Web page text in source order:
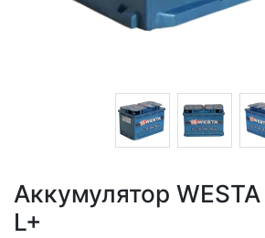
Аккумулятор
L+